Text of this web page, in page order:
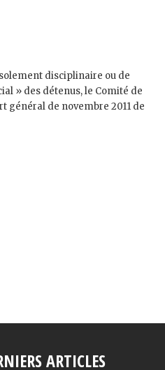
disciplinaire ou de
» des détenus, le Comité de
général de novembre 2011 de
ARTICLES